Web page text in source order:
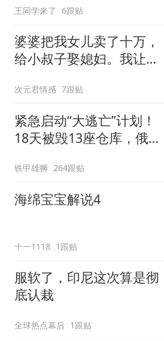
王同学来了 6跟贴
婆婆把我女儿卖了十万，
给小叔子娶媳妇。我让她
次元君情感 7跟贴
紧急启动“大逃亡”计划！
18天被毁13座仓库，俄电
策
铁甲雄狮 264跟贴
海绵宝宝解说4
十一1118 1跟贴
服软了，印尼这次算是彻
底认栽
全球热点幕后 1跟贴